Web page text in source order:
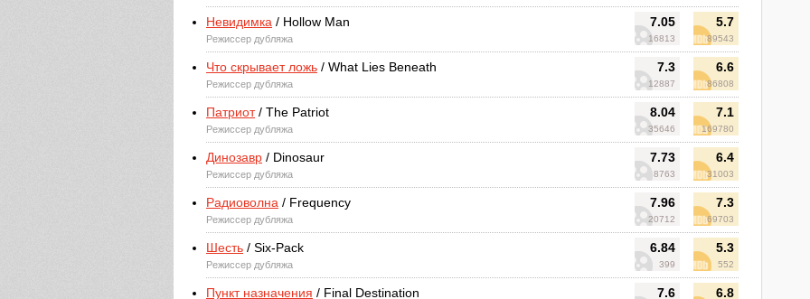
7.05
16813
5.7
89543
Невидимка / Hollow Man
Режиссер дубляжа
7.3
12887
6.6
86808
Что скрывает ложь / What Lies Beneath
Режиссер дубляжа
8.04
35646
7.1
169780
Патриот/ The Patriot
Режиссер дубляжа
7.73
8763
6.4
31003
Динозавр / Dinosaur
Режиссер дубляжа
7.96
20712
7.3
69703
Радиоволна / Frequency
Режиссер дубляжа
6.84
399
5.3
552
Шесть / Six-Pack
Режиссер дубляжа
7.6 6.8
Пункт назначения / Final Destination